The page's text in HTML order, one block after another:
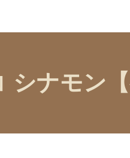
ナモン【